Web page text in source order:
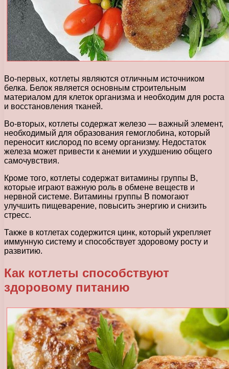
Во-первых, котлеты являются отличным источником
белка. Белок является основным строительным
материалом для клеток организма и необходим для роста
и восстановления тканей.
Во-вторых, котлеты содержат железо — важный элемент,
необходимый для образования гемоглобина, который
переносит кислород по всему организму. Недостаток
железа может привести к анемии и ухудшению общего
самочувствия.
Кроме того, котлеты содержат витамины группы В,
которые играют важную роль в обмене веществ и
нервной системе. Витамины группы В помогают
улучшить пищеварение, повысить энергию и снизить
стресс.
Также в котлетах содержится цинк, который укрепляет
иммунную систему и способствует здоровому росту и
развитию.
Как котлеты способствуют
здоровому питанию